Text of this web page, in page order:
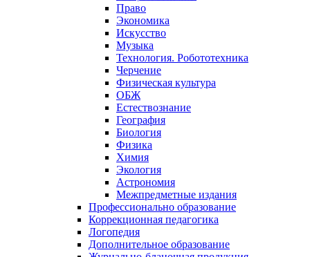
Право
Экономика
Искусство
Музыка
Технология. Робототехника
Черчение
Физическая культура
ОБЖ
Естествознание
География
Биология
Физика
Химия
Экология
Астрономия
Межпредметные издания
Профессионально образование
Коррекционная педагогика
Логопедия
Дополнительное образование